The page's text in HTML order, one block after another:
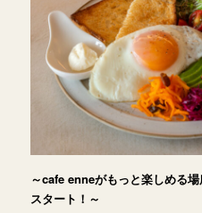
～cafe enneがもっと楽しめる
スタート！～